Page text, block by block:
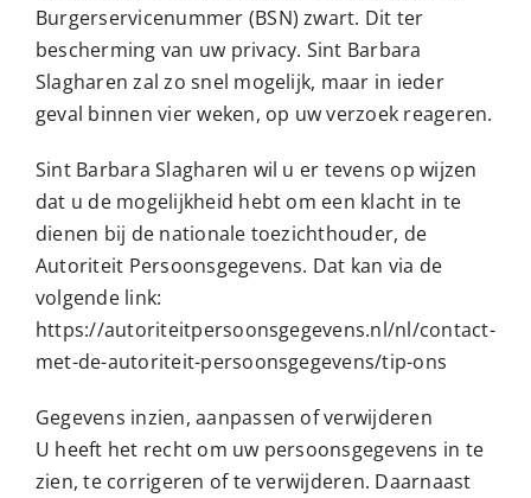
Burgerservicenummer (BSN) zwart. Dit ter
bescherming van uw privacy. Sint Barbara
Slagharen zal zo snel mogelijk, maar in ieder
geval binnen vier weken, op uw verzoek reageren.
Sint Barbara Slagharen wil u er tevens op wijzen
dat u de mogelijkheid hebt om een klacht in te
dienen bij de nationale toezichthouder, de
Autoriteit Persoonsgegevens. Dat kan via de
volgende link:
https://autoriteitpersoonsgegevens.nl/nl/contact-
met-de-autoriteit-persoonsgegevens/tip-ons
Gegevens inzien, aanpassen of verwijderen
U heeft het recht om uw persoonsgegevens in te
zien, te corrigeren of te verwijderen. Daarnaast